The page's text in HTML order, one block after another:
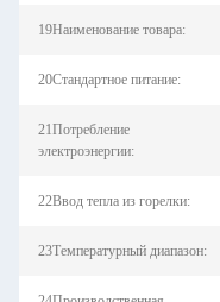
19Наименование товара:
20Стандартное питание:
21Потребление
электроэнергии:
22Ввод тепла из горелки:
23Температурный диапазон: